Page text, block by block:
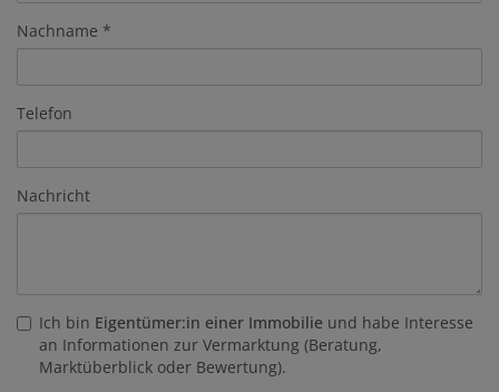
Nachname
Telefon
Nachricht
Ich bin Eigentümer:in einer Immobilie und habe Interesse
an Informationen zur Vermarktung (Beratung,
Marktüberblick oder Bewertung).